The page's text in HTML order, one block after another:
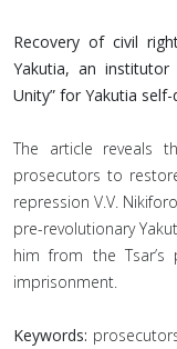
Recovery of civil
Yakutia, an institutor
Unity” for Yakutia
The article reveals
prosecutors to
repression V.V.
pre-revolutionary
him from the Tsar’s
imprisonment.
Keywords: